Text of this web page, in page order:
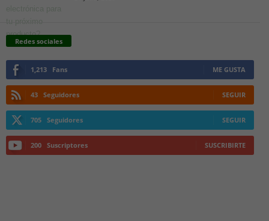
Redes sociales
1,213 Fans ME GUSTA
43 Seguidores SEGUIR
705 Seguidores SEGUIR
200 Suscriptores SUSCRIBIRTE